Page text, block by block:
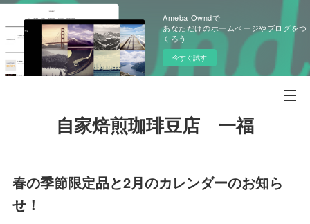
Ameba Owndで
あなただけのホームページやブログをつ
くろう
今すぐ試す
自家焙煎珈琲豆店 一福
春の季節限定品と2月のカレンダーのお知ら
せ！